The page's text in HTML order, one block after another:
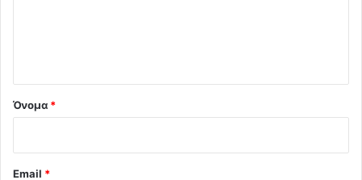
Όνομα *
Email *